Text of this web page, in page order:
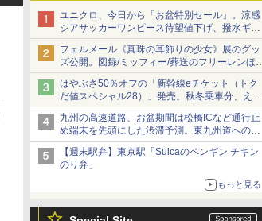
ユニクロ、今日から「お盆特別セール」。涼感
シアサッカーワンピース待望値下げ、撥水ギア
ショーツは1990円に
フェルメール《真珠の耳飾りの少女》展のグッ
ズ公開。図録/ミッフィー/葬送のフリーレンほ
か、注目ブランドコラボが実現
はやぶさ50％オフの「新幹線eチケット（トク
だ値スペシャル28）」発売。秋冬乗車分、えき
ねっと限定
九州の高速道路、お盆期間は松橋ICなど通行止
め端末を先頭にした渋滞予測。東九州道への迂
回は料金調整を実施
【週末駅弁】東京駅「Suicaのペンギン チキン
のり弁」
もっと見る